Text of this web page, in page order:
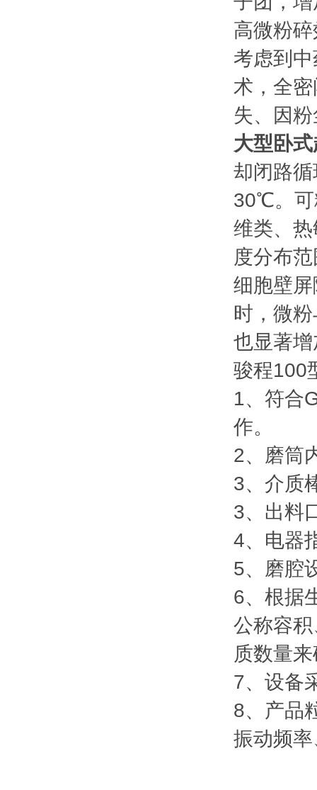
高微粉
考虑到
术，全
失、因
大型卧
却闭路
30℃。可
维类、
度分布
细胞壁
时，微
也显著
骏程100
1、符合
作。
2、磨筒
3、介质
3、出料
4、电器
5、磨腔
6、根据
公称容
质数量
7、设备
8、产品
振动频